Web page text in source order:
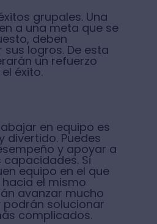
grupales. Una
a una meta que se
deben
logros. De esta
un refuerzo
éxito.
en equipo es
divertido. Puedes
y apoyar a
Si
equipo en el que
el mismo
avanzar mucho
solucionar
complicados.